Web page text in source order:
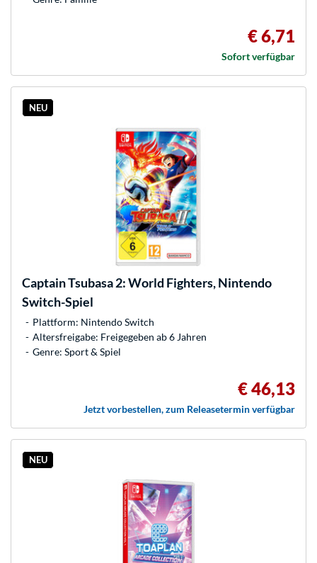
€ 6,71
Sofort verfügbar
NEU
Captain Tsubasa 2: World Fighters, Nintendo
Switch-Spiel
Plattform: Nintendo Switch
Altersfreigabe: Freigegeben ab 6 Jahren
Genre: Sport & Spiel
€ 46,13
Jetzt vorbestellen, zum Releasetermin verfügbar
NEU